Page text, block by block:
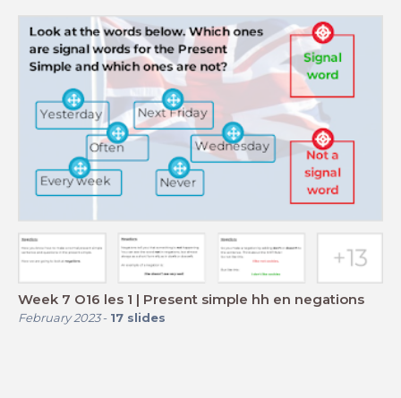
Week 7 O16 les 1 | Present simple hh en negations
February 2023- 17 slides